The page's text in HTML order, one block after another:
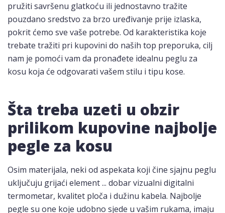
pružiti savršenu glatkoću ili jednostavno tražite
pouzdano sredstvo za brzo uređivanje prije izlaska,
pokrit ćemo sve vaše potrebe. Od karakteristika koje
trebate tražiti pri kupovini do naših top preporuka, cilj
nam je pomoći vam da pronađete idealnu peglu za
kosu koja će odgovarati vašem stilu i tipu kose.
Šta treba uzeti u obzir
prilikom kupovine najbolje
pegle za kosu
Osim materijala, neki od aspekata koji čine sjajnu peglu
uključuju grijaći element ... dobar vizualni digitalni
termometar, kvalitet ploča i dužinu kabela. Najbolje
pegle su one koje udobno sjede u vašim rukama, imaju